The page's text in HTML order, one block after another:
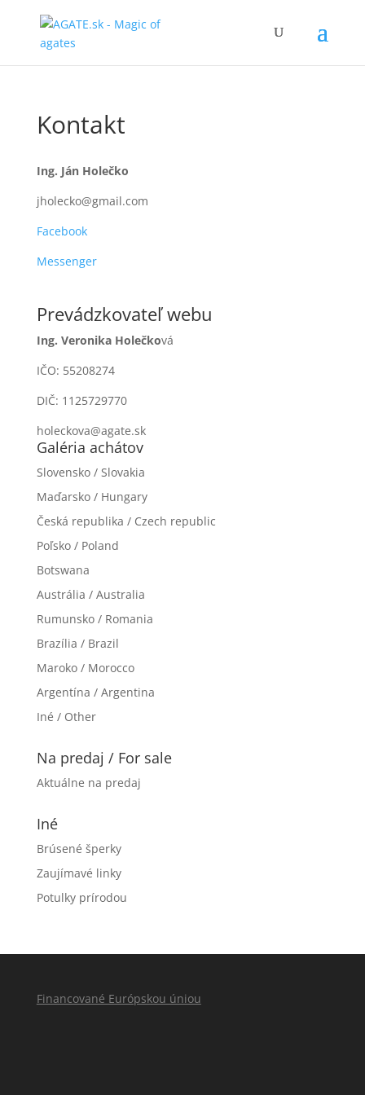
Kontakt
Ing. Ján Holečko
jholecko@gmail.com
Facebook
Messenger
Prevádzkovateľ webu
Ing. Veronika Holečková
IČO: 55208274
DIČ: 1125729770
holeckova@agate.sk
Galéria achátov
Slovensko / Slovakia
Maďarsko / Hungary
Česká republika / Czech republic
Poľsko / Poland
Botswana
Austrália / Australia
Rumunsko / Romania
Brazília / Brazil
Maroko / Morocco
Argentína / Argentina
Iné / Other
Na predaj / For sale
Aktuálne na predaj
Iné
Brúsené šperky
Zaujímavé linky
Potulky prírodou
Financované Európskou úniou